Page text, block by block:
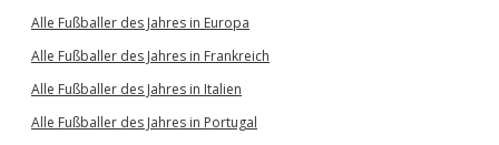
Alle Fußballer des Jahres in Europa
Alle Fußballer des Jahres in Frankreich
Alle Fußballer des Jahres in Italien
Alle Fußballer des Jahres in Portugal